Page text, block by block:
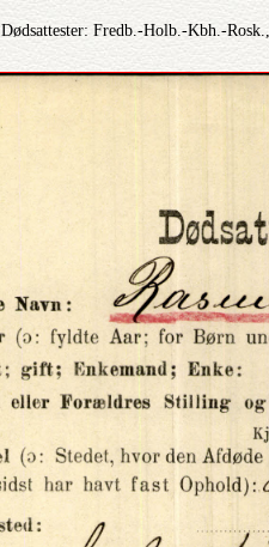
Dødsattester: Fredb.-Holb.-Kbh.-